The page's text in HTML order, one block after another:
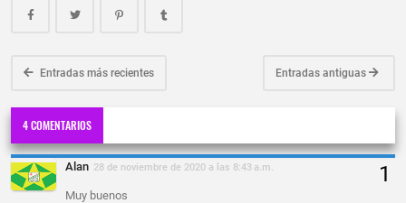
Entradas más recientes Entradas antiguas
4 COMENTARIOS
Alan 28 de noviembre de 2020 a las 8:43 a.m.
Muy buenos